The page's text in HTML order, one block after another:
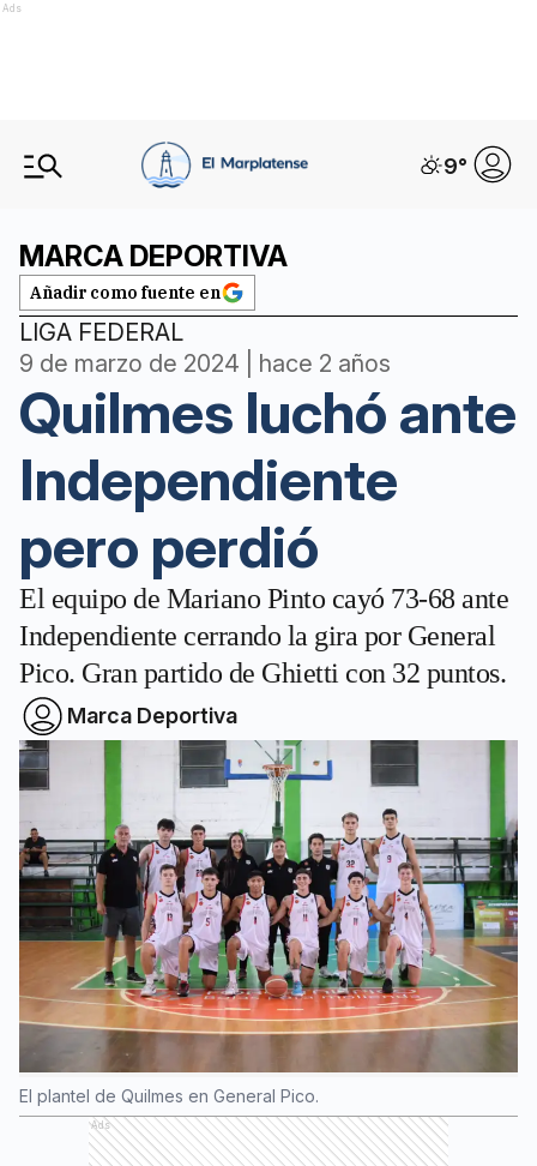
Ads
9°
MARCA DEPORTIVA
Añadir como fuente en
LIGA FEDERAL
9 de marzo de 2024 | hace 2 años
Quilmes luchó ante
Independiente
pero perdió
El equipo de Mariano Pinto cayó 73-68 ante
Independiente cerrando la gira por General
Pico. Gran partido de Ghietti con 32 puntos.
Marca Deportiva
El plantel de Quilmes en General Pico.
Ads